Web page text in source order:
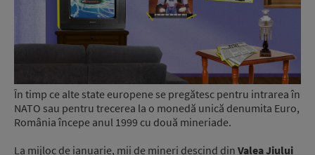
În timp ce alte state europene se pregătesc pentru intrarea în
NATO sau pentru trecerea la o monedă unică denumita Euro,
România începe anul 1999 cu două mineriade.
La mijloc de ianuarie, mii de mineri descind din Valea Jiului